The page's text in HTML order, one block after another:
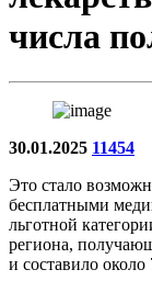
числа
30.01.2025 11454
Это стало
бесплатными
льготной
региона,
и составило около